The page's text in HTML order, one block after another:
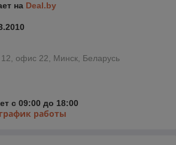
на Deal.by
офис 22, Минск, Беларусь
с 09:00 до 18:00
работы